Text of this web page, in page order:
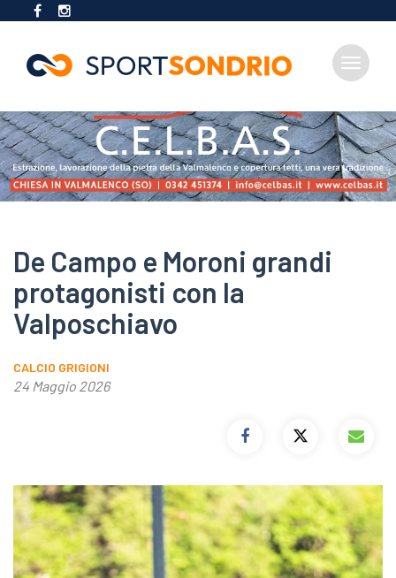
al
contenuto
principale
Toggle
De Campo e Moroni grandi
protagonisti con la
Valposchiavo
CALCIO GRIGIONI
24 Maggio 2026